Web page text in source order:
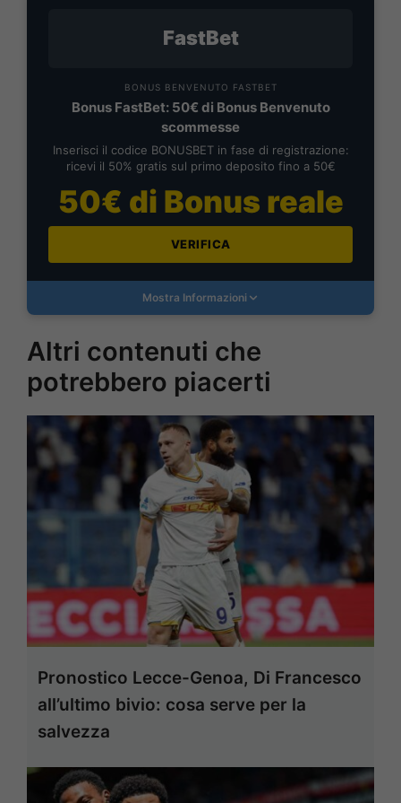
FastBet
BONUS BENVENUTO FASTBET
Bonus FastBet: 50€ di Bonus Benvenuto
scommesse
Inserisci il codice BONUSBET in fase di registrazione:
ricevi il 50% gratis sul primo deposito fino a 50€
50€ di Bonus reale
VERIFICA
Mostra Informazioni
Altri contenuti che
potrebbero piacerti
Pronostico Lecce-Genoa, Di Francesco
all’ultimo bivio: cosa serve per la
salvezza